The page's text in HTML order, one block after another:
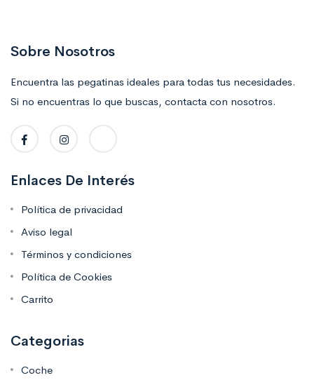
Sobre Nosotros
Encuentra las pegatinas ideales para todas tus necesidades.
Si no encuentras lo que buscas, contacta con nosotros.
Enlaces De Interés
Política de privacidad
Aviso legal
Términos y condiciones
Política de Cookies
Carrito
Categorias
Coche